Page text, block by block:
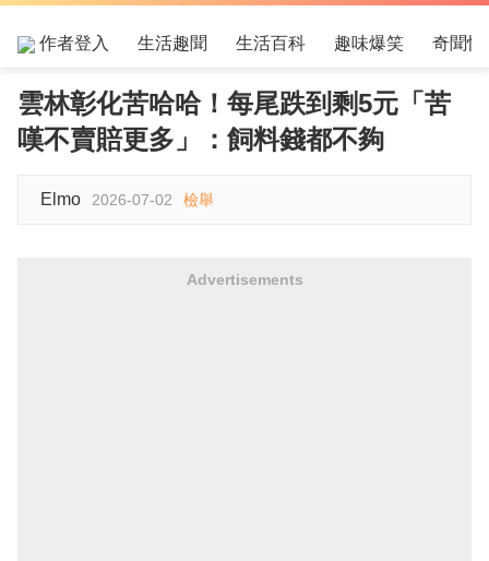
作者登入 生活趣聞 生活百科 趣味爆笑 奇聞怪
雲林彰化苦哈哈！每尾跌到剩5元「苦
嘆不賣賠更多」：飼料錢都不夠
Elmo 2026-07-02 檢舉
Advertisements